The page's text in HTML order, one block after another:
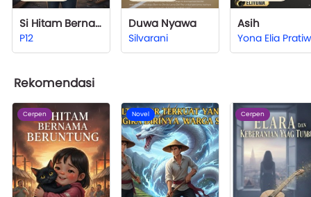
Si Hitam Bernama Beruntung.
P12
Duwa Nyawa
Silvarani
Asih
Yona Elia
Rekomendasi
Cerpen Novel Cerpen